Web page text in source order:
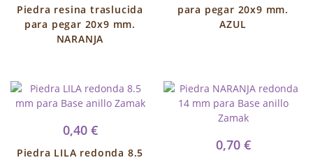
Piedra resina traslucida
para pegar 20x9 mm.
NARANJA
para pegar 20x9 mm.
AZUL
0,40 €
Piedra LILA redonda 8.5
0,70 €